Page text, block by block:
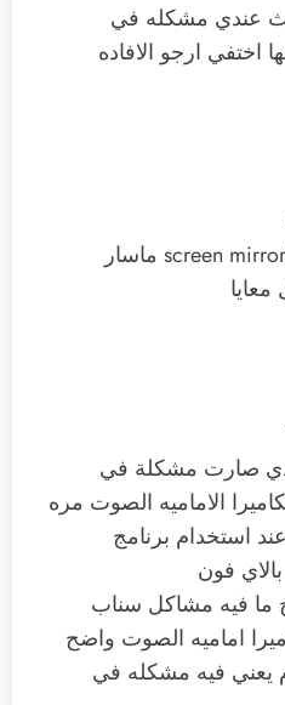
عندي مشكله في
اختفي ارجو الافاده
الscreen mirroring ماسار
صارت مشكلة في
الاماميه الصوت مره
استخدام برنامج
فون
ما فيه مشاكل سناب
اماميه الصوت واضح
يعني فيه مشكله في